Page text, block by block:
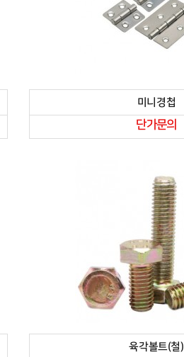
미니경첩
단가문의
육각볼트(철)